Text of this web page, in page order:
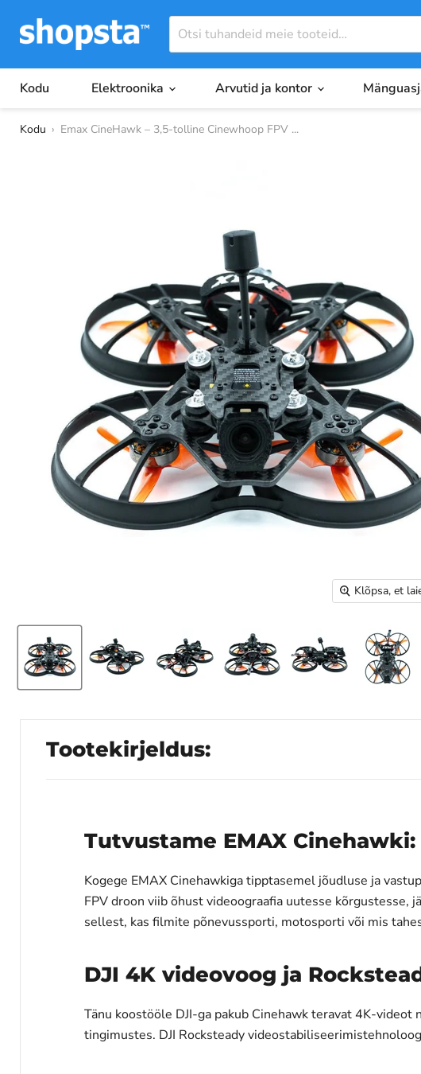
Kodu Elektroonika Arvutid ja kontor
Kodu › Emax CineHawk – 3,5-tolline Cinewhoop FPV ...
Klõpsa, et
Tootekirjeldus:
Tutvustame EMAX
Kogege EMAX Cinehawkiga tipptasemel jõudluse ja
FPV droon viib õhust videoograafia uutesse kõrgustesse,
sellest, kas filmite põnevussporti, motosporti või mis
DJI 4K videovoog ja
Tänu koostööle DJI-ga pakub Cinehawk teravat 4K-
tingimustes. DJI Rocksteady